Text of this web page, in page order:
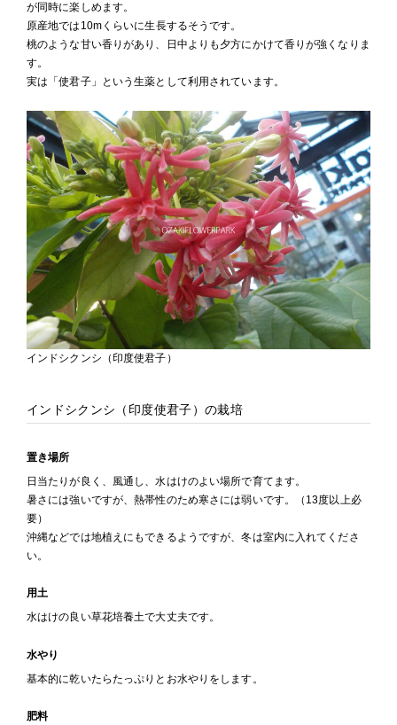
が同時に楽しめます。
原産地では10mくらいに生長するそうです。
桃のような甘い香りがあり、日中よりも夕方にかけて香りが強くなりま
す。
実は「使君子」という生薬として利用されています。
インドシクンシ（印度使君子）
インドシクンシ（印度使君子）の栽培
置き場所
日当たりが良く、風通し、水はけのよい場所で育てます。
暑さには強いですが、熱帯性のため寒さには弱いです。（13度以上必
要）
沖縄などでは地植えにもできるようですが、冬は室内に入れてくださ
い。
用土
水はけの良い草花培養土で大丈夫です。
水やり
基本的に乾いたらたっぷりとお水やりをします。
肥料